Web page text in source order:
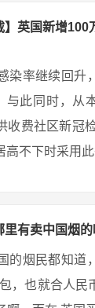
】英国新增
染率继续回升
与此同时，从
收费社区新冠
高不下时采用
里有卖中国烟的
的烟民都知道
，也就合人民